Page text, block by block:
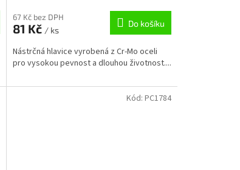
67 Kč bez DPH
81 Kč / ks
Do košíku
Nástrčná hlavice vyrobená z Cr-Mo oceli
pro vysokou pevnost a dlouhou životnost....
Kód: PC1784